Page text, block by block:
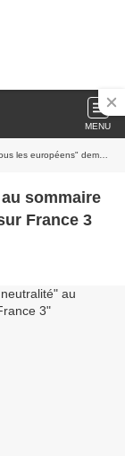
MENU
demain sur France 3
sommaire
France 3